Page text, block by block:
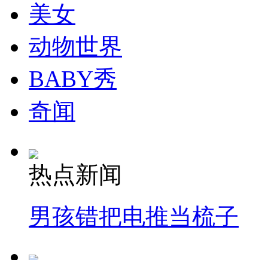
纽约上演“枕头大战”
司机酒驾遇交警 急速倒车逃窜
美女
动物世界
BABY秀
奇闻
热点新闻
男孩错把电推当梳子